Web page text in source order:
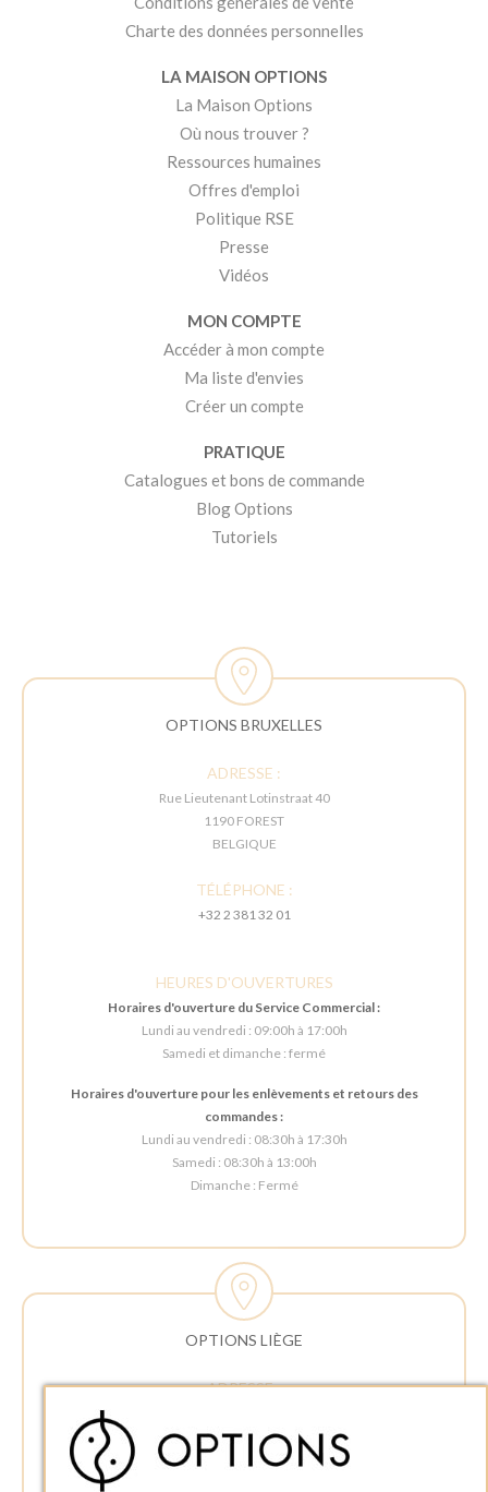
Charte des données personnelles
LA MAISON OPTIONS
La Maison Options
Où nous trouver ?
Ressources humaines
Offres d'emploi
Politique RSE
Presse
Vidéos
MON COMPTE
Accéder à mon compte
Ma liste d'envies
Créer un compte
PRATIQUE
Catalogues et bons de commande
Blog Options
Tutoriels
OPTIONS BRUXELLES
ADRESSE :
Rue Lieutenant Lotinstraat 40
1190 FOREST
BELGIQUE
TÉLÉPHONE :
+32 2 381 32 01
HEURES D'OUVERTURES
Horaires d'ouverture du Service Commercial :
Lundi au vendredi : 09:00h à 17:00h
Samedi et dimanche : fermé
Horaires d'ouverture pour les enlèvements et retours des
commandes :
Lundi au vendredi : 08:30h à 17:30h
Samedi : 08:30h à 13:00h
Dimanche : Fermé
OPTIONS LIÈGE
ADRESSE :
4340 AWANS (Othée)
BELGIQUE